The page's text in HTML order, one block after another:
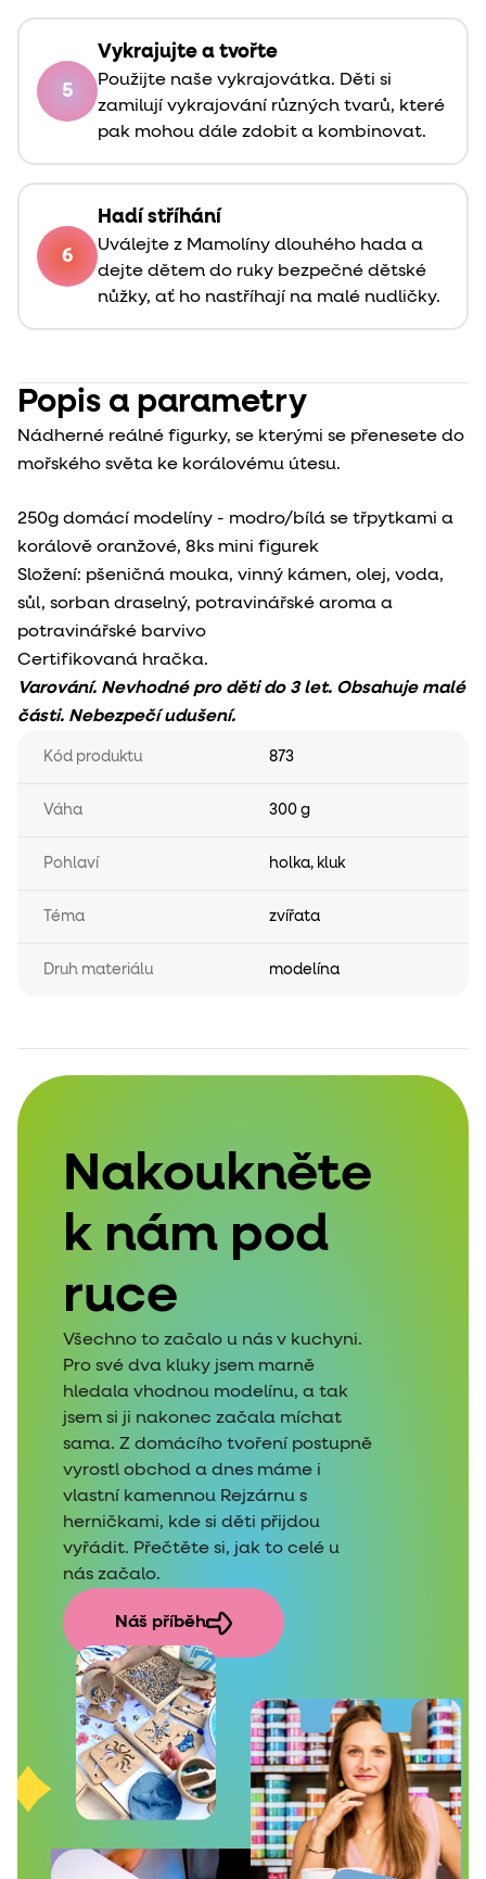
5
Vykrajujte a tvořte
Použijte naše vykrajovátka. Děti si
zamilují vykrajování různých tvarů, které
pak mohou dále zdobit a kombinovat.
6
Hadí stříhání
Uválejte z Mamolíny dlouhého hada a
dejte dětem do ruky bezpečné dětské
nůžky, ať ho nastříhají na malé nudličky.
Popis a parametry
Nádherné reálné figurky, se kterými se přenesete do
mořského světa ke korálovému útesu.
250g domácí modelíny - modro/bílá se třpytkami a
korálově oranžové, 8ks mini figurek
Složení: pšeničná mouka, vinný kámen, olej, voda,
sůl, sorban draselný, potravinářské aroma a
potravinářské barvivo
Certifikovaná hračka.
Varování. Nevhodné pro děti do 3 let. Obsahuje malé
části. Nebezpečí udušení.
Kód produktu 873
Váha 300 g
Pohlaví holka, kluk
Téma zvířata
Druh materiálu modelína
Nakoukněte
k nám pod
ruce
Všechno to začalo u nás v kuchyni.
Pro své dva kluky jsem marně
hledala vhodnou modelínu, a tak
jsem si ji nakonec začala míchat
sama. Z domácího tvoření postupně
vyrostl obchod a dnes máme i
vlastní kamennou Rejzárnu s
herničkami, kde si děti přijdou
vyřádit. Přečtěte si, jak to celé u
nás začalo.
Náš příběh